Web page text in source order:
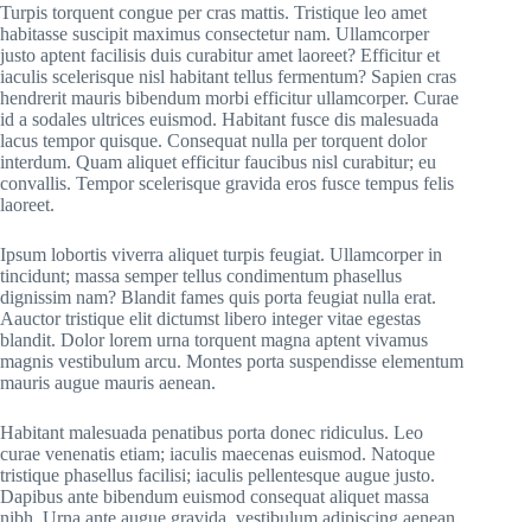
Turpis torquent congue per cras mattis. Tristique leo amet
habitasse suscipit maximus consectetur nam. Ullamcorper
justo aptent facilisis duis curabitur amet laoreet? Efficitur et
iaculis scelerisque nisl habitant tellus fermentum? Sapien cras
hendrerit mauris bibendum morbi efficitur ullamcorper. Curae
id a sodales ultrices euismod. Habitant fusce dis malesuada
lacus tempor quisque. Consequat nulla per torquent dolor
interdum. Quam aliquet efficitur faucibus nisl curabitur; eu
convallis. Tempor scelerisque gravida eros fusce tempus felis
laoreet.
Ipsum lobortis viverra aliquet turpis feugiat. Ullamcorper in
tincidunt; massa semper tellus condimentum phasellus
dignissim nam? Blandit fames quis porta feugiat nulla erat.
Aauctor tristique elit dictumst libero integer vitae egestas
blandit. Dolor lorem urna torquent magna aptent vivamus
magnis vestibulum arcu. Montes porta suspendisse elementum
mauris augue mauris aenean.
Habitant malesuada penatibus porta donec ridiculus. Leo
curae venenatis etiam; iaculis maecenas euismod. Natoque
tristique phasellus facilisi; iaculis pellentesque augue justo.
Dapibus ante bibendum euismod consequat aliquet massa
nibh. Urna ante augue gravida, vestibulum adipiscing aenean.